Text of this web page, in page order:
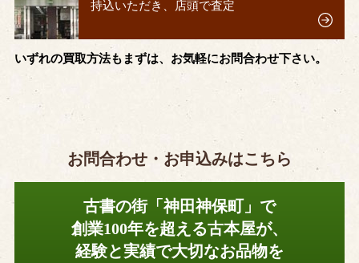
持込いただき、店頭で査定
いずれの買取方法もまずは、お気軽にお問合わせ下さい。
お問合わせ・お申込みはこちら
古書の街「神田神保町」で
創業100年を超える古本屋が、
経験と実績で大切なお品物を